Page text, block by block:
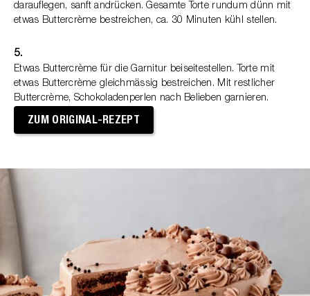
darauflegen, sanft andrücken. Gesamte Torte rundum dünn mit
etwas Buttercrème bestreichen, ca. 30 Minuten kühl stellen.
5.
Etwas Buttercrème für die Garnitur beiseitestellen. Torte mit
etwas Buttercrème gleichmässig bestreichen. Mit restlicher
Buttercrème, Schokoladenperlen nach Belieben garnieren.
ZUM ORIGINAL-REZEPT